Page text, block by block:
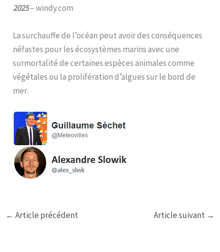
2025– windy.com
La surchauffe de l’océan peut avoir des conséquences
néfastes pour les écosystèmes marins avec une
surmortalité de certaines espèces animales comme
végétales ou la prolifération d’algues sur le bord de
mer.
← Article précédent Article suivant →